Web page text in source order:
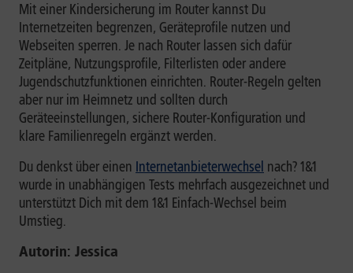
Mit einer Kindersicherung im Router kannst Du
Internetzeiten begrenzen, Geräteprofile nutzen und
Webseiten sperren. Je nach Router lassen sich dafür
Zeitpläne, Nutzungsprofile, Filterlisten oder andere
Jugendschutzfunktionen einrichten. Router-Regeln gelten
aber nur im Heimnetz und sollten durch
Geräteeinstellungen, sichere Router-Konfiguration und
klare Familienregeln ergänzt werden.
Du denkst über einen Internetanbieterwechsel nach? 1&1
wurde in unabhängigen Tests mehrfach ausgezeichnet und
unterstützt Dich mit dem 1&1 Einfach-Wechsel beim
Umstieg.
Autorin: Jessica